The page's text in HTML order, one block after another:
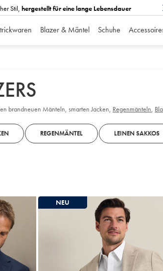
Stil, hergestellt für eine lange Lebensdauer
Blazer & Mäntel Schuhe
brandneuen Mänteln, smarten Jacken, Regenmänteln,
REGENMÄNTEL LEINEN SAKKOS
NEU